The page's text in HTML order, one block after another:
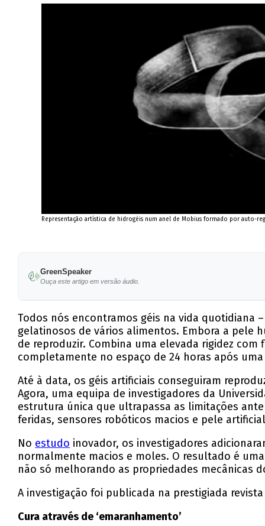
Representação artística de hidrogéis num anel de Mobius formado por auto-
GreenSpeaker
Ouça este artigo em versão áudio.
Todos nós encontramos géis na vida quotidiana
gelatinosos de vários alimentos. Embora a pele
de reproduzir. Combina uma elevada rigidez
completamente no espaço de 24 horas após
Até à data, os géis artificiais conseguiram
Agora, uma equipa de investigadores da
estrutura única que ultrapassa as limitações
feridas, sensores robóticos macios e pele
No estudo inovador, os investigadores
normalmente macios e moles. O resultado é
não só melhorando as propriedades mecânicas
A investigação foi publicada na prestigiada
Cura através de ‘emaranhamento’